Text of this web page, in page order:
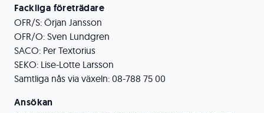
Fackliga företrädare
OFR/S: Örjan Jansson
OFR/O: Sven Lundgren
SACO: Per Textorius
SEKO: Lise-Lotte Larsson
Samtliga nås via växeln: 08-788 75 00
Ansökan